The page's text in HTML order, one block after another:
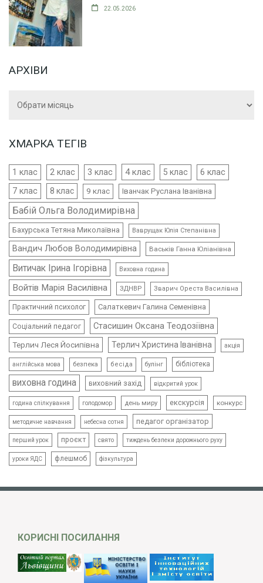
22.05.2026
АРХІВИ
ХМАРКА ТЕГІВ
1 клас 2 клас 3 клас 4 клас 5 клас 6 клас
7 клас 8 клас 9 клас Іванчак Руслана Іванівна
Бабій Ольга Володимирівна
Бахурська Тетяна Миколаївна Ваврущак Юлія Степанівна
Вандич Любов Володимирівна Васьків Ганна Юліанівна
Витичак Ірина Ігорівна Виховна година
Войтів Марія Василівна ЗДНВР Зварич Ореста Василівна
Практичний психолог Салаткевич Галина Семенівна
Соціальний педагог Стасишин Оксана Теодозіївна
Терлич Леся Йосипівна Терлич Христина Іванівна акція
англійська мова безпека бесіда булінг бібліотека
виховна година виховний захід відкритий урок
година спілкування голодомор день миру екскурсія конкурс
методичне навчання небесна сотня педагог організатор
перший урок проєкт свято тиждень безпеки дорожнього руху
уроки ЯДС флешмоб фізкультура
КОРИСНІ ПОСИЛАННЯ